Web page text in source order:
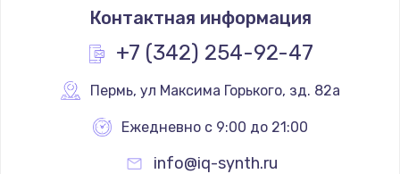
Контактная информация
+7 (342) 254-92-47
Пермь, ул Максима Горького, зд. 82а
Ежедневно с 9:00 до 21:00
info@iq-synth.ru